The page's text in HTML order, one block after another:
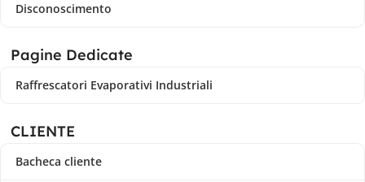
Disconoscimento
Pagine Dedicate
Raffrescatori Evaporativi Industriali
CLIENTE
Bacheca cliente